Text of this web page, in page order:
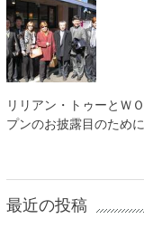
リリアン・トゥーとＷ
プンのお披露目のため
最近の投稿